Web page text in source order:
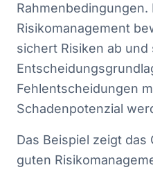
Rahmenbedingungen.
Risikomanagement
sichert Risiken ab
Fehlentscheidungen
Schadenpotenzial
Das Beispiel zeigt
guten